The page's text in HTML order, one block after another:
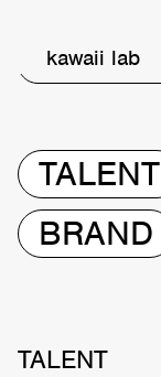
kawaii lab
TALENT
BRAND
TALENT